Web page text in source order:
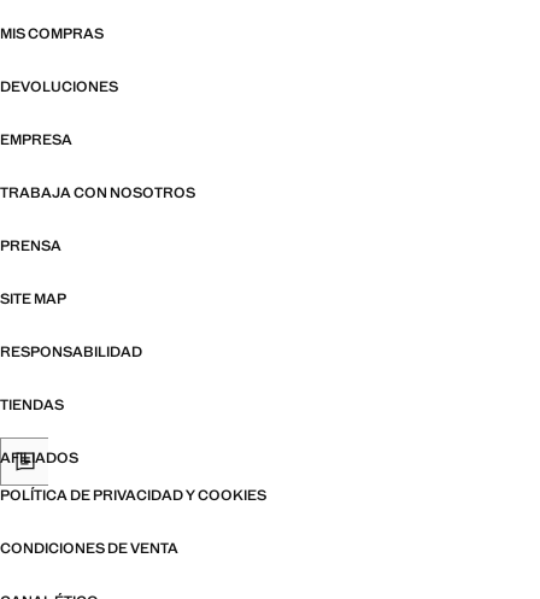
MIS COMPRAS
DEVOLUCIONES
EMPRESA
TRABAJA CON NOSOTROS
PRENSA
SITE MAP
RESPONSABILIDAD
TIENDAS
AFILIADOS
POLÍTICA DE PRIVACIDAD Y COOKIES
CONDICIONES DE VENTA